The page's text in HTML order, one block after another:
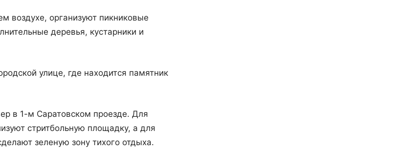
воздухе, организуют пикниковые
деревья, кустарники и
улице, где находится памятник
в 1-м Саратовском проезде. Для
стритбольную площадку, а для
зеленую зону тихого отдыха.